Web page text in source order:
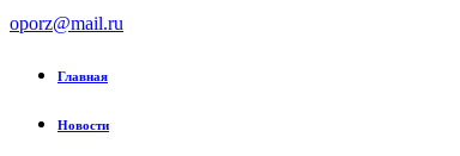
oporz@mail.ru
Главная
Новости